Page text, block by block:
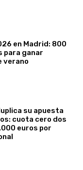
en Madrid: 800
para ganar
verano
su apuesta
cuota cero dos
euros por